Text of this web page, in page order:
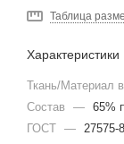
Таблица
Характеристики
Ткань/Материал
Состав
— 65%
ГОСТ — 27575-